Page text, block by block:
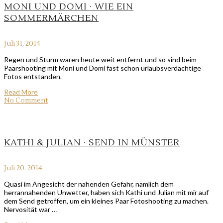
MONI UND DOMI · WIE EIN
SOMMERMÄRCHEN
Juli 31, 2014
Regen und Sturm waren heute weit entfernt und so sind beim
Paarshooting mit Moni und Domi fast schon urlaubsverdächtige
Fotos entstanden.
Read More
No Comment
KATHI & JULIAN · SEND IN MÜNSTER
Juli 20, 2014
Quasi im Angesicht der nahenden Gefahr, nämlich dem
herrannahenden Unwetter, haben sich Kathi und Julian mit mir auf
dem Send getroffen, um ein kleines Paar Fotoshooting zu machen.
Nervosität war …